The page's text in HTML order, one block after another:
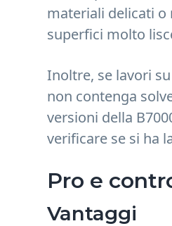
materiali delicati o
superfici molto
Inoltre, se lavori
non contenga
versioni della
verificare se si ha
Pro e
Vantaggi